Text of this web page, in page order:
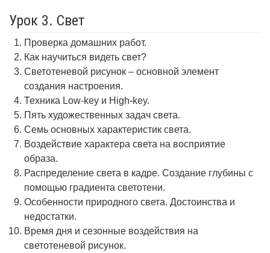
Урок 3. Свет
Проверка домашних работ.
Как научиться видеть свет?
Светотеневой рисунок – основной элемент
создания настроения.
Техника Low-key и High-key.
Пять художественных задач света.
Семь основных характеристик света.
Воздействие характера света на восприятие
образа.
Распределение света в кадре. Создание глубины с
помощью градиента светотени.
Особенности природного света. Достоинства и
недостатки.
Время дня и сезонные воздействия на
светотеневой рисунок.